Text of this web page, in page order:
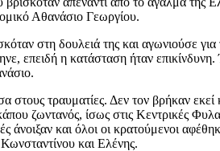
Αθανάσιο Γεωργίου.
στη δουλειά της και αγωνιούσε
επειδή η κατάσταση ήταν
τραυματίες. Δεν τον βρήκαν
ζωντανός, ίσως στις Κεντρικές
άνοιξαν και όλοι οι κρατούμενοι
και Ελένης.